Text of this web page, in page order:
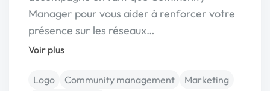
Manager pour vous aider à renforcer votre
présence sur les réseaux…
Voir plus
Logo Community management
Marketing